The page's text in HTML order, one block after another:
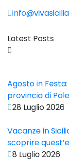
Latest Posts
Agosto in
provincia di
28 Luglio 2026
Vacanze in
scoprire
8 Luglio 2026